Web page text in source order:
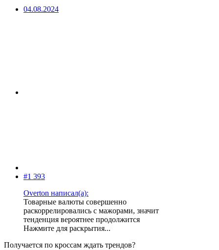
04.08.2024
#1 393
Overton написал(а):
Товарные валюты совершенно
раскоррелировались с мажорами, значит
тенденция вероятнее продолжится
Нажмите для раскрытия...
Получается по кроссам ждать трендов?